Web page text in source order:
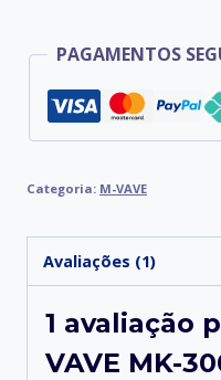
PAGAMENTOS
Categoria: M-VAVE
Avaliações (1)
1 avaliação
VAVE MK-